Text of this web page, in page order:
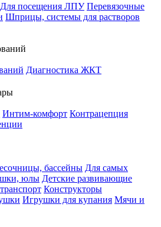
Для посещения ЛПУ Перевязочные
Шприцы, системы для растворов
Диагностика ЖКТ
Интим-комфорт Контрацепция
бассейны Для самых
юлы Детские развивающие
Конструкторы
Игрушки для купания Мячи и